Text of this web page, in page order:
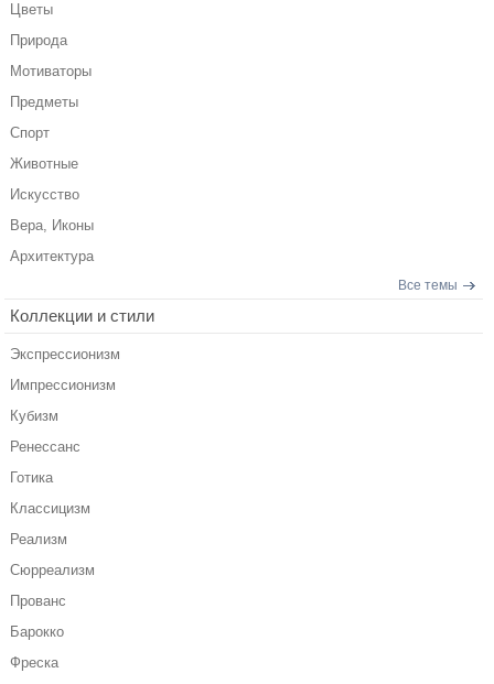
Цветы
Природа
Мотиваторы
Предметы
Спорт
Животные
Искусство
Вера, Иконы
Архитектура
Все темы
Коллекции и стили
Экспрессионизм
Импрессионизм
Кубизм
Ренессанс
Готика
Классицизм
Реализм
Сюрреализм
Прованс
Барокко
Фреска